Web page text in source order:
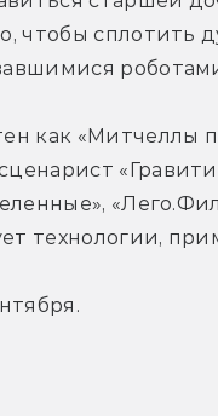
чтобы сплотить
как
технологии,